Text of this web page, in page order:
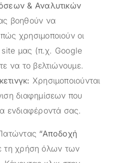
& Αναλυτικών
βοηθούν να
χρησιμοποιούν οι
site μας (π.χ. Google
να το βελτιώνουμε.
Χρησιμοποιούνται
διαφημίσεων που
ενδιαφέροντά σας.
“Αποδοχή
τη χρήση όλων των